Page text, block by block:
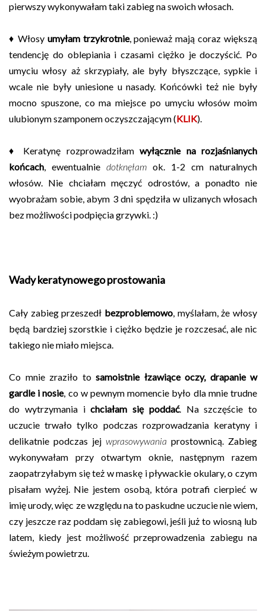
pierwszy wykonywałam taki zabieg na swoich włosach.
♦ Włosy umyłam trzykrotnie, ponieważ mają coraz większą
tendencję do oblepiania i czasami ciężko je doczyścić. Po
umyciu włosy aż skrzypiały, ale były błyszczące, sypkie i
wcale nie były uniesione u nasady. Końcówki też nie były
mocno spuszone, co ma miejsce po umyciu włosów moim
ulubionym szamponem oczyszczającym(KLIK).
♦ Keratynę rozprowadziłam wyłącznie na rozjaśnianych
końcach, ewentualnie dotknęłam ok. 1-2 cm naturalnych
włosów. Nie chciałam męczyć odrostów, a ponadto nie
wyobrażam sobie, abym 3 dni spędziła w ulizanych włosach
bez możliwości podpięcia grzywki. :)
Wady keratynowego prostowania
Cały zabieg przeszedł bezproblemowo, myślałam, że włosy
będą bardziej szorstkie i ciężko będzie je rozczesać, ale nic
takiego nie miało miejsca.
Co mnie zraziło to samoistnie łzawiące oczy, drapanie w
gardle i nosie, co w pewnym momencie było dla mnie trudne
do wytrzymania ichciałam się poddać. Na szczęście to
uczucie trwało tylko podczas rozprowadzania keratyny i
delikatnie podczas jej wprasowywania prostownicą. Zabieg
wykonywałam przy otwartym oknie, następnym razem
zaopatrzyłabym się też w maskę i pływackie okulary, o czym
pisałam wyżej. Nie jestem osobą, która potrafi cierpieć w
imię urody, więc ze względu na to paskudne uczucie nie wiem,
czy jeszcze raz poddam się zabiegowi, jeśli już to wiosną lub
latem, kiedy jest możliwość przeprowadzenia zabiegu na
świeżym powietrzu.